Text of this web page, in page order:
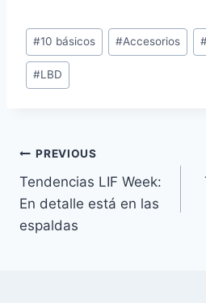
Post
Tags:
#10 básicos #Accesorios
#LBD
Navegación
de
entradas
PREVIOUS
Tendencias LIF Week:
En detalle está en las
espaldas